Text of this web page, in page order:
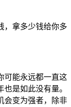
，拿多少钱给你多
可能永远都一直这
是如此没有量。
会变为强者，除非